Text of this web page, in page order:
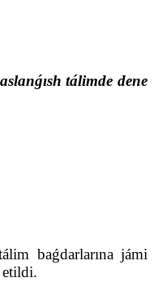
tálimde dene
baǵdarlarına jámi
etildi.